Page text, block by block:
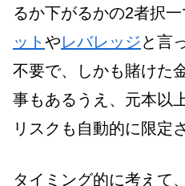
るか下がるかの2者択一
ット やレバレッジと言
不要で、しかも賭けた
事もあるうえ、元本以
リスクも自動的に限定
タイミング的に考えて